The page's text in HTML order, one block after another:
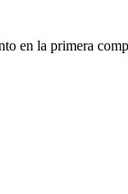
en la primera